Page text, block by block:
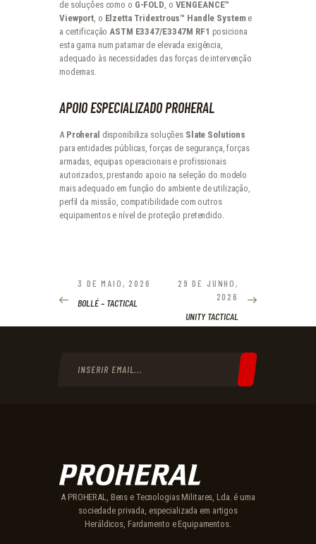
de soluções como o G-FOLD , o VENGEANCE™
Viewport , o Elzetta Tridextrous™ Handle Systeme
a certificação ASTM E3347/E3347M RF1 posiciona
esta gama num patamar de elevada exigência,
adequado às necessidades das forças de intervenção
modernas.
APOIO ESPECIALIZADO PROHERAL
A Proheral disponibiliza soluções Slate Solutions
para entidades públicas, forças de segurança, forças
armadas, equipas operacionais e profissionais
autorizados, prestando apoio na seleção do modelo
mais adequado em função do ambiente de utilização,
perfil da missão, compatibilidade com outros
equipamentos e nível de proteção pretendido.
ARTIGOS
PREVIOUS
POST:
3 DE MAIO, 2026
BOLLÉ – TACTICAL
NEXT
29 DE JUNHO,
2026
UNITY TACTICAL
A PROHERAL, Bens e Tecnologias Militares, Lda. é uma
sociedade privada, especializada em artigos
Heráldicos, Fardamento e Equipamentos.